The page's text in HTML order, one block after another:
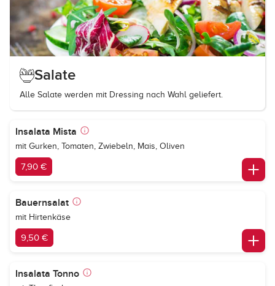
Salate
Alle Salate werden mit Dressing nach Wahl geliefert.
Insalata Mista
mit Gurken, Tomaten, Zwiebeln, Mais, Oliven
7,90 €
Bauernsalat
mit Hirtenkäse
9,50 €
Insalata Tonno